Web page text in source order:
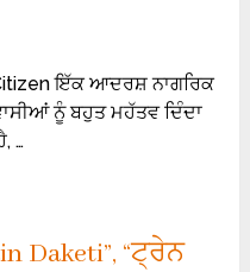
ਇੱਕ ਆਦਰਸ਼ ਨਾਗਰਿਕ
ਨੂੰ ਬਹੁਤ ਮਹੱਤਵ ਦਿੰਦਾ
…
Daketi”, “ਟ੍ਰੇਨ